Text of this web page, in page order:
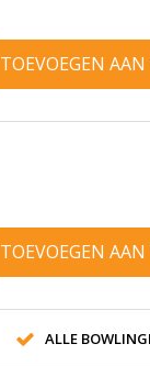
TOEVOEGEN
TOEVOEGEN
ALLE